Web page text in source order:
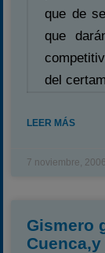
que de
que
del
LEER MÁS
7 noviembre, 2006
Gismero